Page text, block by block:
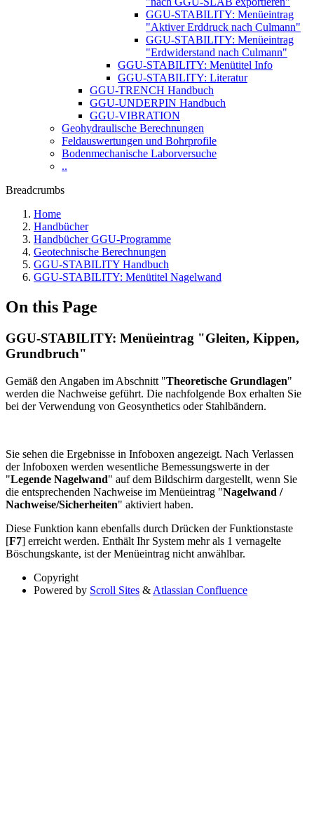
GGU-STABILITY: Menüeintrag
"Aktiver Erddruck nach Culmann"
GGU-STABILITY: Menüeintrag
"Erdwiderstand nach Culmann"
GGU-STABILITY: Menütitel Info
GGU-STABILITY: Literatur
GGU-TRENCH Handbuch
GGU-UNDERPIN Handbuch
GGU-VIBRATION
Geohydraulische Berechnungen
Feldauswertungen und Bohrprofile
Bodenmechanische Laborversuche
..
Breadcrumbs
Home
Handbücher
Handbücher GGU-Programme
Geotechnische Berechnungen
GGU-STABILITY Handbuch
GGU-STABILITY: Menütitel Nagelwand
On this Page
GGU-STABILITY: Menüeintrag "Gleiten, Kippen,
Grundbruch"
Gemäß den Angaben im Abschnitt "Theoretische Grundlagen"
werden die Nachweise geführt. Die nachfolgende Box erhalten Sie
bei der Verwendung von Geosynthetics oder Stahlbändern.
Sie sehen die Ergebnisse in Infoboxen angezeigt. Nach Verlassen
der Infoboxen werden wesentliche Bemessungswerte in der
"Legende Nagelwand" auf dem Bildschirm dargestellt, wenn Sie
die entsprechenden Nachweise im Menüeintrag "Nagelwand /
Nachweise/Sicherheiten" aktiviert haben.
Diese Funktion kann ebenfalls durch Drücken der Funktionstaste
[F7] erreicht werden. Enthält Ihr System mehr als 1 vernagelte
Böschungskante, ist der Menüeintrag nicht anwählbar.
Copyright
Powered by Scroll Sites & Atlassian Confluence